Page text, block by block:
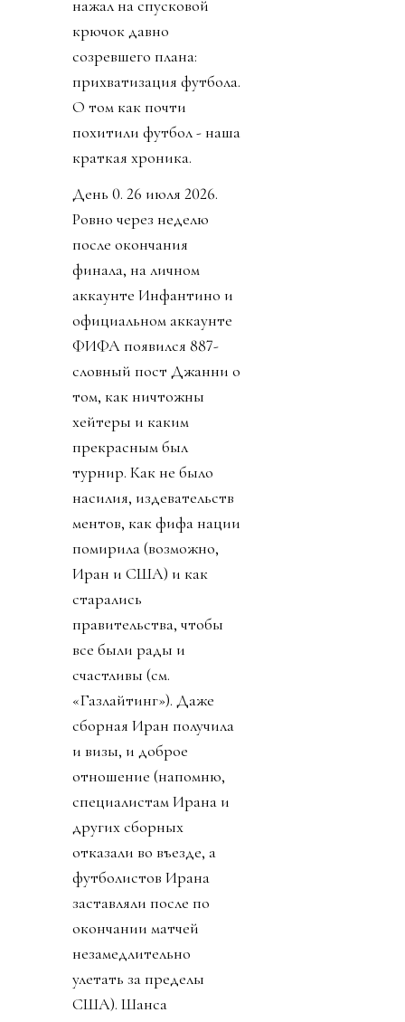
нажал на спусковой
крючок давно
созревшего плана:
прихватизация футбола.
О том как почти
похитили футбол - наша
краткая хроника.
День 0. 26 июля 2026.
Ровно через неделю
после окончания
финала, на личном
аккаунте Инфантино и
официальном аккаунте
ФИФА появился 887-
словный пост Джанни о
том, как ничтожны
хейтеры и каким
прекрасным был
турнир. Как не было
насилия, издевательств
ментов, как фифа нации
помирила (возможно,
Иран и США) и как
старались
правительства, чтобы
все были рады и
счастливы (см.
«Газлайтинг»). Даже
сборная Иран получила
и визы, и доброе
отношение (напомню,
специалистам Ирана и
других сборных
отказали во въезде, а
футболистов Ирана
заставляли после по
окончании матчей
незамедлительно
улетать за пределы
США). Шанса